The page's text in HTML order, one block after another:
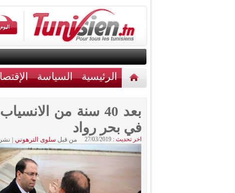
اليوم :
الرئيسية السياسة
بعد 40 سنة من
في بحر رواد
اخر تحديث : 27/03/2019 من قبل سلوى الترهوني |